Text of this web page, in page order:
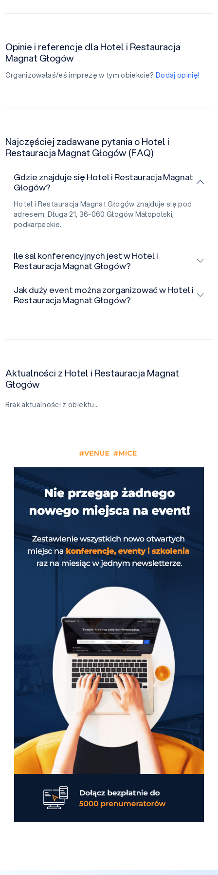
Opinie i referencje dla Hotel i Restauracja
Magnat Głogów
Organizowałaś/eś imprezę w tym obiekcie? Dodaj opinię!
Najczęściej zadawane pytania o Hotel i
Restauracja Magnat Głogów (FAQ)
Gdzie znajduje się Hotel i Restauracja Magnat
Głogów?
Hotel i Restauracja Magnat Głogów znajduje się pod
adresem: Długa 21, 36-060 Głogów Małopolski,
podkarpackie.
Ile sal konferencyjnych jest w Hotel i
Restauracja Magnat Głogów?
Jak duży event można zorganizować w Hotel i
Restauracja Magnat Głogów?
Aktualności z Hotel i Restauracja Magnat
Głogów
Brak aktualności z obiektu…